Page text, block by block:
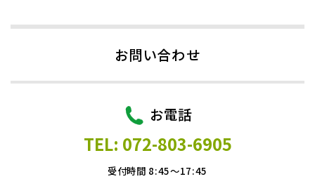
お問い合わせ
お電話
TEL: 072-803-6905
受付時間 8:45～17:45